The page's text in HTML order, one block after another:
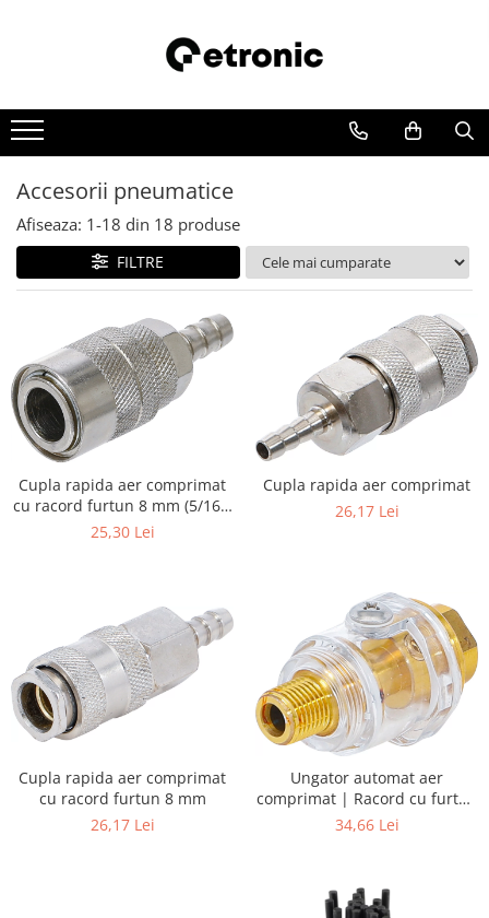
Accesorii pneumatice
Afiseaza: 1-18 din 18 produse
FILTRE
Cupla rapida aer comprimat
cu racord furtun 8 mm (5/16")
| SUA / Franta
25,30 Lei
Cupla rapida aer comprimat
26,17 Lei
Cupla rapida aer comprimat
cu racord furtun 8 mm
26,17 Lei
Ungator automat aer
comprimat | Racord cu furtun
6,3 mm (1/4")
34,66 Lei